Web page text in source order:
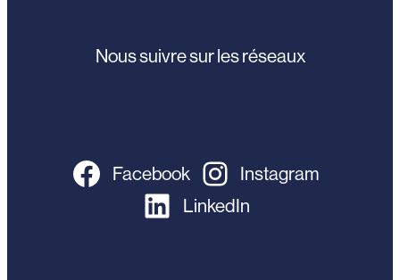
Nous suivre sur les réseaux
Facebook
Instagram
LinkedIn